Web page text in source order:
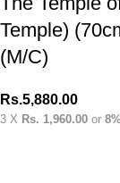
Temple)
(M/C)
Rs.5,880.00
3 X Rs. 1,960.00 or 8%